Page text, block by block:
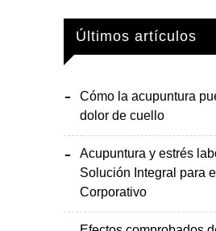
Últimos artículos
Cómo la acupuntura
dolor de cuello
Acupuntura y estrés
Solución Integral para
Corporativo